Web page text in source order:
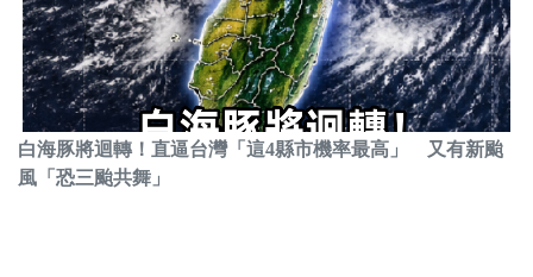
白海豚將迴轉！直逼台灣「這4縣市機率最高」 又有新颱
風「恐三颱共舞」